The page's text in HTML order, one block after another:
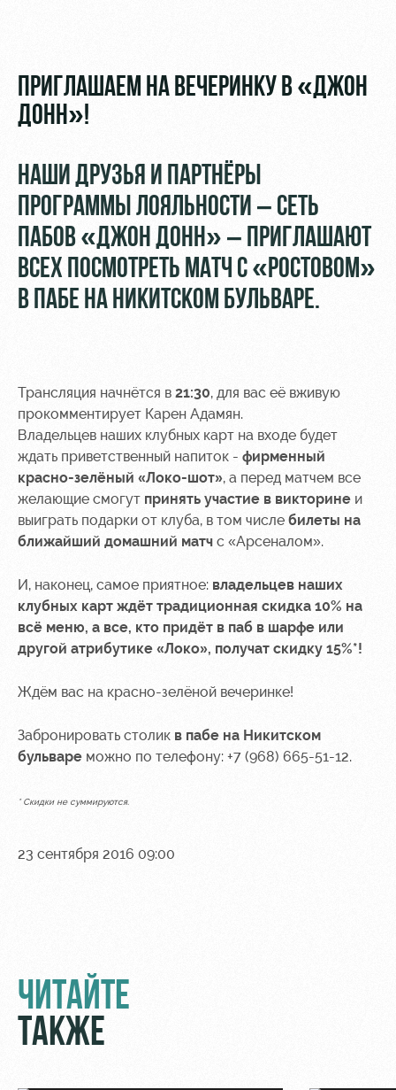
МГН
РЖД
Арена
Организация
мероприятий
Аренда
площадей
Ледовый
дворец
Занятия
спортом
Локо
Старт
Локо-Лето
Академия
Руководство
Контакты
Академии
Информация
для
болельщиков
Банковская
карта
Парковка
Карта
болельщика
Программа
лояльности
Информация
для
МГН
ПРИГЛАШАЕМ НА ВЕЧЕРИНКУ В «ДЖОН
ДОНН»!
НАШИ ДРУЗЬЯ И ПАРТНЁРЫ
ПРОГРАММЫ ЛОЯЛЬНОСТИ – СЕТЬ
ПАБОВ «ДЖОН ДОНН» – ПРИГЛАШАЮТ
ВСЕХ ПОСМОТРЕТЬ МАТЧ С «РОСТОВОМ»
В ПАБЕ НА НИКИТСКОМ БУЛЬВАРЕ.
Трансляция начнётся в 21:30, для вас её вживую
прокомментирует Карен Адамян.
Владельцев наших клубных карт на входе будет
ждать приветственный напиток - фирменный
красно-зелёный «Локо-шот», а перед матчем все
желающие смогут принять участие в викторине и
выиграть подарки от клуба, в том числе билеты на
ближайший домашний матч с «Арсеналом».
И, наконец, самое приятное: владельцев наших
клубных карт ждёт традиционная скидка 10% на
всё меню, а все, кто придёт в паб в шарфе или
другой атрибутике «Локо», получат скидку 15%*!
Ждём вас на красно-зелёной вечеринке!
Забронировать столик в пабе на Никитском
бульваре можно по телефону: +7 (968) 665-51-12.
* Скидки не суммируются.
23 сентября 2016 09:00
ЧИТАЙТЕ
ТАКЖЕ